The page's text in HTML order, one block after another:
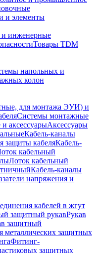
и элементы
и инженерные
Товары TDM
напольных и
колон
для монтажа ЭУИ) и
Системы монтажные
аксессуарыАксессуары
Кабель-каналы
защиты кабеляКабель-
кабельный
Лоток кабельный
Кабель-каналы
напряжения и
кабелей в жгут
защитный рукавРукав
защитный
металлических защитных
Фитинг-
защитных